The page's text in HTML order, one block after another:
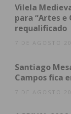
Vilela
para “Artes
requalificado
7 DE AGOSTO
Santiago
Campos fica
7 DE AGOSTO